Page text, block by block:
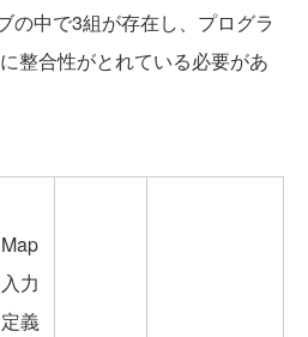
の中で3組が存在し、プログラ
整合性がとれている必要があ
Map
入力
定義